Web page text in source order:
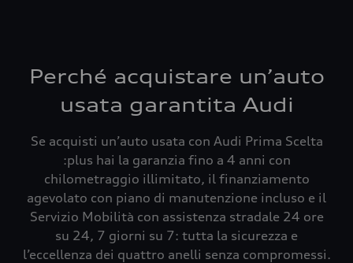
Perché acquistare un’auto
usata garantita Audi
Se acquisti un’auto usata con Audi Prima Scelta
:plus hai la garanzia fino a 4 anni con
chilometraggio illimitato, il finanziamento
agevolato con piano di manutenzione incluso e il
Servizio Mobilità con assistenza stradale 24 ore
su 24, 7 giorni su 7: tutta la sicurezza e
l’eccellenza dei quattro anelli senza compromessi.